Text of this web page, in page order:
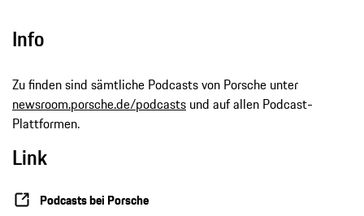
Info
Zu finden sind sämtliche Podcasts von Porsche unter
newsroom.porsche.de/podcasts und auf allen Podcast-
Plattformen.
Link
Podcasts bei Porsche